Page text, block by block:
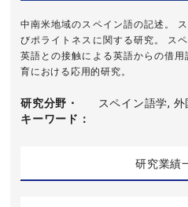
中南米地域のスペイン語の記述。
びポライトネスに関する研究。 ス
英語との接触による英語からの借
育における応用的研究。
研究分野・
キーワード
スペイン語学,
研究業績